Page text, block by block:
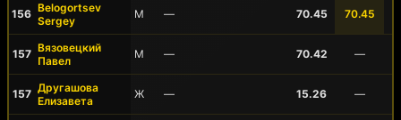
156 Belogortsev
Sergey
М — 70.45 70.45
157 Вязовецкий
Павел
М — 70.42 —
157 Другашова
Елизавета
Ж — 15.26 —